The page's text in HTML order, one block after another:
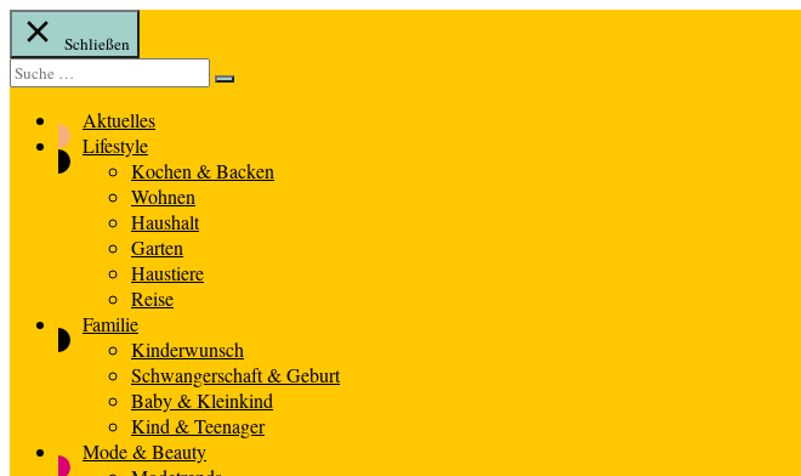
Schließen
Suche
nach:
Suche
Aktuelles
Lifestyle
Kochen & Backen
Wohnen
Haushalt
Garten
Haustiere
Reise
Familie
Kinderwunsch
Schwangerschaft & Geburt
Baby & Kleinkind
Kind & Teenager
Mode & Beauty